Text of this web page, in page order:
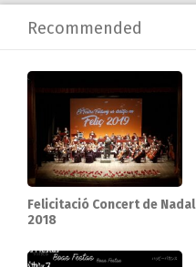
Recommended
Felicitació Concert de Nadal
2018